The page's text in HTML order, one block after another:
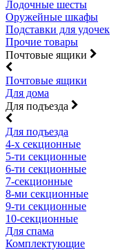
Лодочные шесты
Оружейные шкафы
Подставки для удочек
Прочие товары
Почтовые ящики
Почтовые ящики
Для дома
Для подъезда
Для подъезда
4-х секционные
5-ти секционные
6-ти секционные
7-секционные
8-ми секционные
9-ти секционные
10-секционные
Для спама
Комплектующие